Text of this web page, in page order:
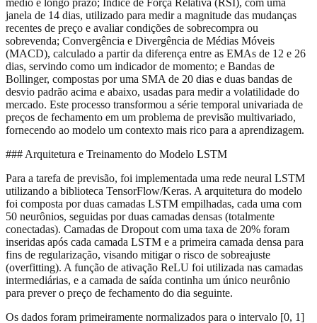
médio e longo prazo; Índice de Força Relativa (RSI), com uma
janela de 14 dias, utilizado para medir a magnitude das mudanças
recentes de preço e avaliar condições de sobrecompra ou
sobrevenda; Convergência e Divergência de Médias Móveis
(MACD), calculado a partir da diferença entre as EMAs de 12 e 26
dias, servindo como um indicador de momento; e Bandas de
Bollinger, compostas por uma SMA de 20 dias e duas bandas de
desvio padrão acima e abaixo, usadas para medir a volatilidade do
mercado. Este processo transformou a série temporal univariada de
preços de fechamento em um problema de previsão multivariado,
fornecendo ao modelo um contexto mais rico para a aprendizagem.
### Arquitetura e Treinamento do Modelo LSTM
Para a tarefa de previsão, foi implementada uma rede neural LSTM
utilizando a biblioteca TensorFlow/Keras. A arquitetura do modelo
foi composta por duas camadas LSTM empilhadas, cada uma com
50 neurônios, seguidas por duas camadas densas (totalmente
conectadas). Camadas de Dropout com uma taxa de 20% foram
inseridas após cada camada LSTM e a primeira camada densa para
fins de regularização, visando mitigar o risco de sobreajuste
(overfitting). A função de ativação ReLU foi utilizada nas camadas
intermediárias, e a camada de saída continha um único neurônio
para prever o preço de fechamento do dia seguinte.
Os dados foram primeiramente normalizados para o intervalo [0, 1]